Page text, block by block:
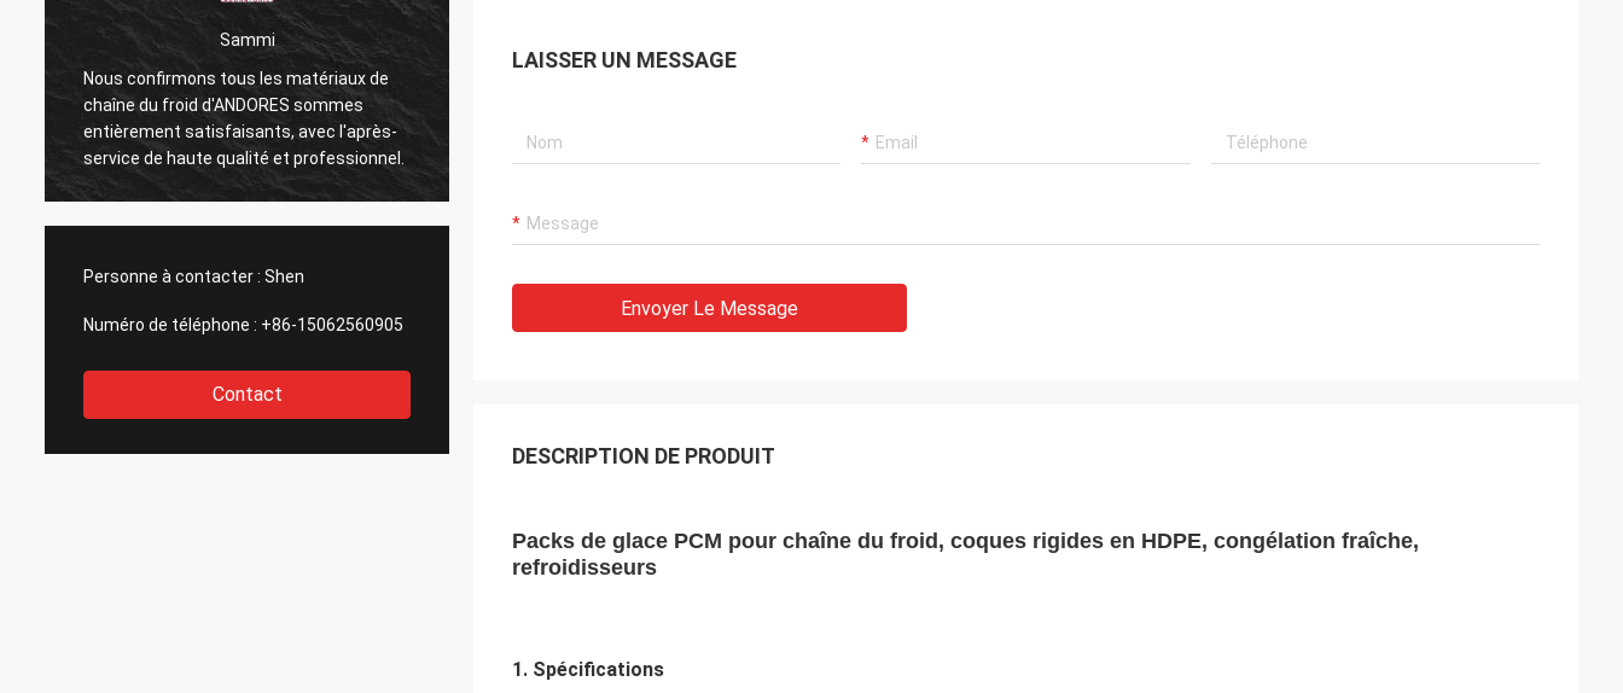
Sammi
Nous confirmons tous les matériaux de
chaîne du froid d'ANDORES sommes
entièrement satisfaisants, avec l'après-
service de haute qualité et professionnel.
Lieven
que les PCMs normaux, celui est grand.
entièrement satisfaisants, avec l'après-
Personne à contacter : Shen
Numéro de téléphone : +86-15062560905
Contact
LAISSER UN MESSAGE
Envoyer Le Message
DESCRIPTION DE PRODUIT
Packs de glace PCM pour chaîne du froid, coques rigides en HDPE, congélation fraîche,
refroidisseurs
1. Spécifications